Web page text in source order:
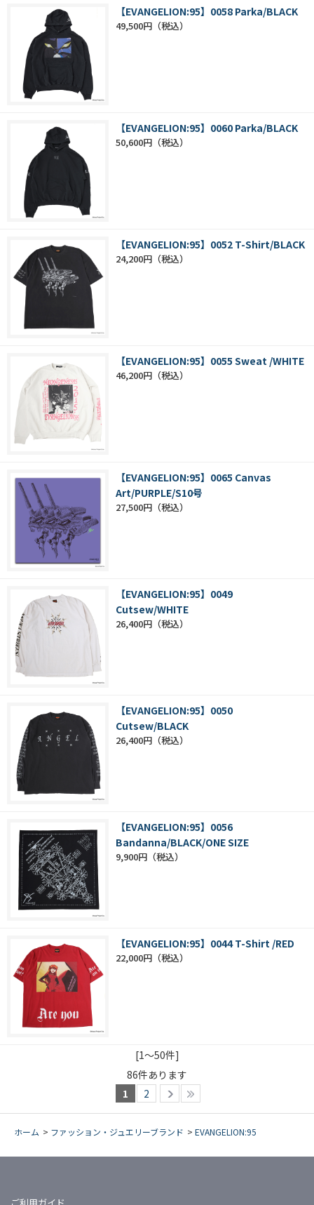
【EVANGELION:95】0058 Parka/BLACK
49,500円
【EVANGELION:95】0060 Parka/BLACK
50,600円
【EVANGELION:95】0052 T-Shirt/BLACK
24,200円
【EVANGELION:95】0055 Sweat /WHITE
46,200円
【EVANGELION:95】0065 Canvas
Art/PURPLE/S10号
27,500円
【EVANGELION:95】0049
Cutsew/WHITE
26,400円
【EVANGELION:95】0050
Cutsew/BLACK
26,400円
【EVANGELION:95】0056
Bandanna/BLACK/ONE SIZE
9,900円
【EVANGELION:95】0044 T-Shirt /RED
22,000円
[1～50件]
86件あります
1
2
ホーム > ファッション・ジュエリーブランド > EVANGELION:95